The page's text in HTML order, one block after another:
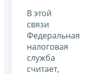
В этой
связи
Федеральная
налоговая
служба
считает,